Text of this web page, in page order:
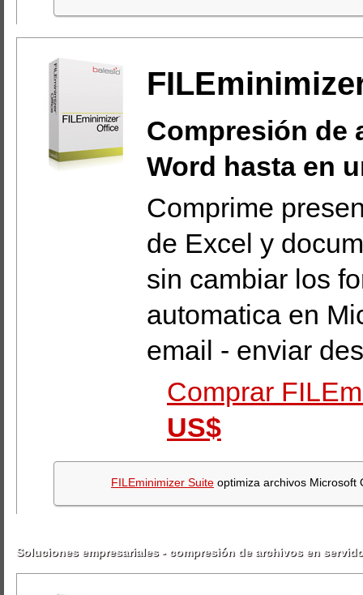
Compresión de
Word hasta en
Comprime
de Excel y
sin cambiar los
automatica en
email - enviar
Comprar
US$
FILEminimizer Suite optimiza archivos Microsoft
Soluciones empresariales - compresión de archivos en